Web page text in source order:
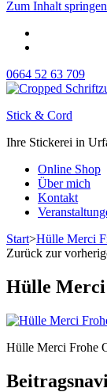
Zum Inhalt
0664 52 63 709
Stick & Cord
Ihre Stickerei in
Online Shop
Über mich
Kontakt
Start>Hülle Merci
Zurück zur
Hülle
Hülle Merci Frohe